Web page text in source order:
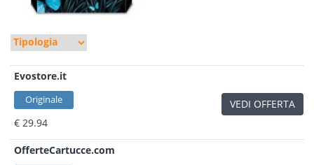
Evostore.it
Originale
€ 29.94
VEDI OFFERTA
OfferteCartucce.com